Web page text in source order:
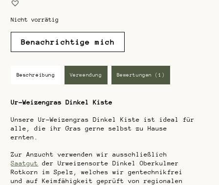
mit
basieren
d auf
Nicht vorrätig
Benachrichtige mich
Beschreibung Verwendung Bewertungen (1)
Ur-Weizengras Dinkel Kiste
Unsere Ur-Weizengras Dinkel Kiste ist ideal für
alle, die ihr Gras gerne selbst zu Hause
ernten.
Zur Anzucht verwenden wir ausschließlich
Saatgut der Urweizensorte Dinkel Oberkulmer
Rotkorn im Spelz, welches wir gentechnikfrei
und auf Keimfähigkeit geprüft von regionalen